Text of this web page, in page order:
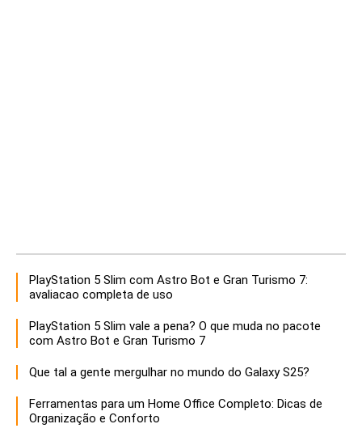
PlayStation 5 Slim com Astro Bot e Gran Turismo 7:
avaliacao completa de uso
PlayStation 5 Slim vale a pena? O que muda no pacote
com Astro Bot e Gran Turismo 7
Que tal a gente mergulhar no mundo do Galaxy S25?
Ferramentas para um Home Office Completo: Dicas de
Organização e Conforto